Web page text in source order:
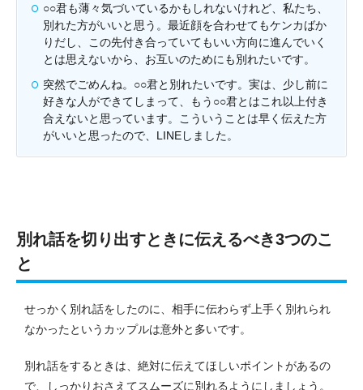
○○君も薄々気づいているかもしれないけれど、私たち、
別れた方がいいと思う。最近顔を合わせてもケンカばか
りだし、この先付き合っていてもいい方向に進んでいく
とは思えないから、お互いのためにも別れたいです。
突然でごめんね。○○君と別れたいです。実は、少し前に
好きな人ができてしまって、もう○○君とはこれ以上付き
合えないと思っています。こういうことは早く伝えた方
がいいと思ったので、LINEしました。
別れ話を切り出すときに伝えるべき3つのこ
と
せっかく別れ話をしたのに、相手に伝わらず上手く別れられ
なかったというカップルは意外と多いです。
別れ話をするときは、絶対に伝えてほしいポイントがあるの
で、しっかりおさえてスムーズに別れるようにしましょう。